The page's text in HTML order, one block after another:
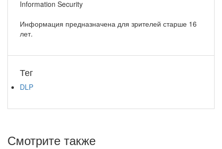
Information Security
Информация предназначена для зрителей старше 16
лет.
Тег
DLP
Смотрите также